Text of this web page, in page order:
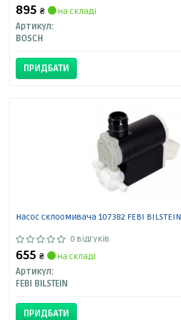
895 ₴
на складі
Артикул:
BOSCH
ПРИДБАТИ
Насос склоомивача 107382 FEBI BILSTEIN
0 відгуків
655 ₴
на складі
Артикул:
FEBI BILSTEIN
ПРИДБАТИ